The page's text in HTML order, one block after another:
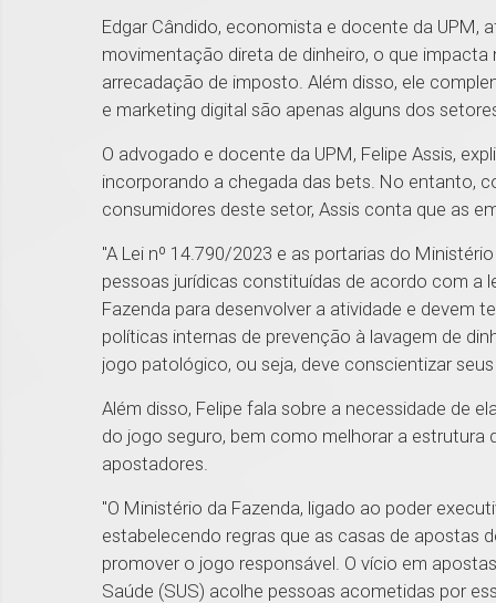
Edgar Cândido, economista e docente da
movimentação direta de dinheiro, o que
arrecadação de imposto. Além disso, ele
e marketing digital são apenas alguns dos
O advogado e docente da UPM, Felipe Assis,
incorporando a chegada das bets. No entanto,
consumidores deste setor, Assis conta que as
"A Lei nº 14.790/2023 e as portarias do
pessoas jurídicas constituídas de acordo com a
Fazenda para desenvolver a atividade e devem
políticas internas de prevenção à lavagem de
jogo patológico, ou seja, deve conscientizar
Além disso, Felipe fala sobre a necessidade de
do jogo seguro, bem como melhorar a estrutura
apostadores.
"O Ministério da Fazenda, ligado ao poder
estabelecendo regras que as casas de apostas
promover o jogo responsável. O vício em
Saúde (SUS) acolhe pessoas acometidas por